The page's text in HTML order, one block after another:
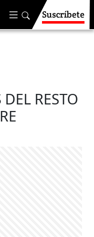
Suscríbete
RESTO